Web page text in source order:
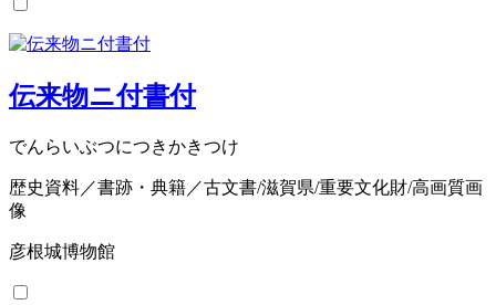
伝来物ニ付書付
でんらいぶつにつきかきつけ
歴史資料／書跡・典籍／古文書/滋賀県/重要文化財/高画質画
像
彦根城博物館